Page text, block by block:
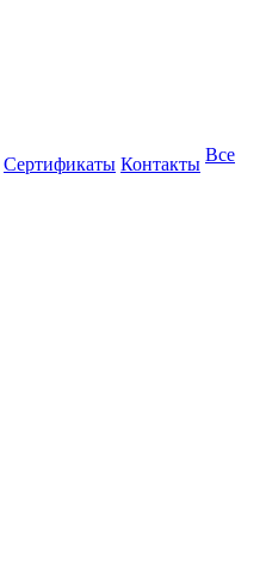
Сертификаты Контакты Все